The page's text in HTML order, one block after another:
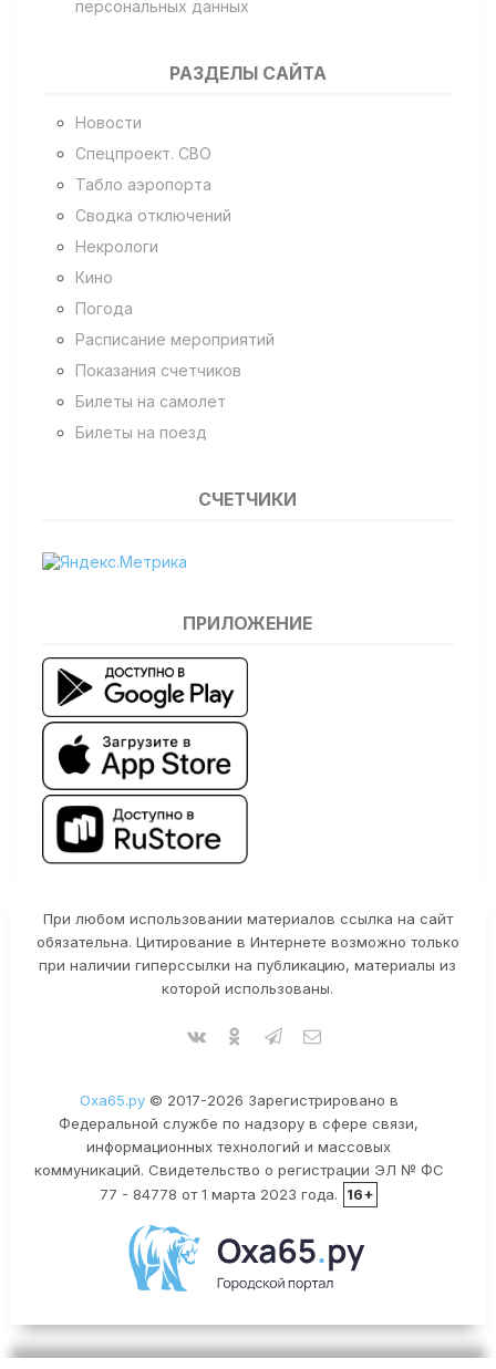
персональных данных
РАЗДЕЛЫ САЙТА
Новости
Спецпроект. СВО
Табло аэропорта
Сводка отключений
Некрологи
Кино
Погода
Расписание мероприятий
Показания счетчиков
Билеты на самолет
Билеты на поезд
СЧЕТЧИКИ
ПРИЛОЖЕНИЕ
При любом использовании материалов ссылка на сайт
обязательна. Цитирование в Интернете возможно только
при наличии гиперссылки на публикацию, материалы из
которой использованы.
Оха65.ру© 2017-2026 Зарегистрировано в
Федеральной службе по надзору в сфере связи,
информационных технологий и массовых
коммуникаций. Свидетельство о регистрации ЭЛ № ФС
77 - 84778 от 1 марта 2023 года.
16+